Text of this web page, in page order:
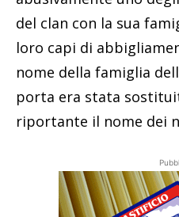
del clan con la sua
loro capi di
nome della famiglia
porta era stata
riportante il nome dei